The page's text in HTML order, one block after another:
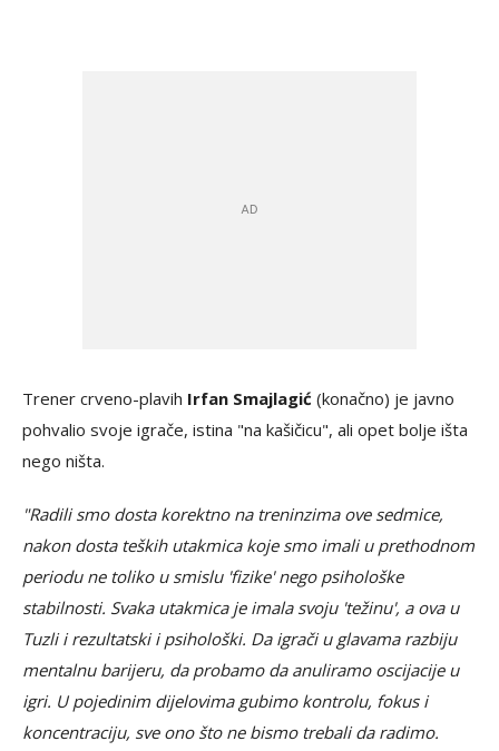
Trener crveno-plavih Irfan Smajlagić (konačno) je javno
pohvalio svoje igrače, istina "na kašičicu", ali opet bolje išta
nego ništa.
"Radili smo dosta korektno na treninzima ove sedmice,
nakon dosta teških utakmica koje smo imali u prethodnom
periodu ne toliko u smislu 'fizike' nego psihološke
stabilnosti. Svaka utakmica je imala svoju 'težinu', a ova u
Tuzli i rezultatski i psihološki. Da igrači u glavama razbiju
mentalnu barijeru, da probamo da anuliramo oscijacije u
igri. U pojedinim dijelovima gubimo kontrolu, fokus i
koncentraciju, sve ono što ne bismo trebali da radimo.